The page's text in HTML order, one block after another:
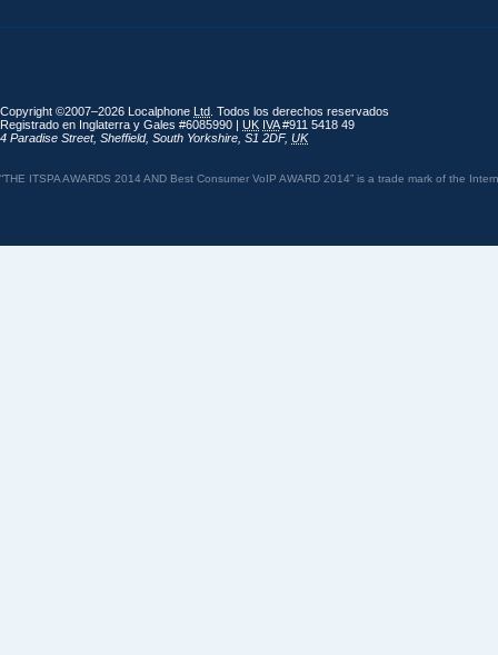
Copyright ©2007–2026 Localphone Ltd . Todos los derechos reservados
Registrado en Inglaterra y Gales #6085990 | UK IVA#911 5418 49
4 Paradise Street, Sheffield, South Yorkshire S1 2DF, UK
“THE ITSPA AWARDS 2014 AND Best Consumer VoIP AWARD 2014” is a trade mark of the